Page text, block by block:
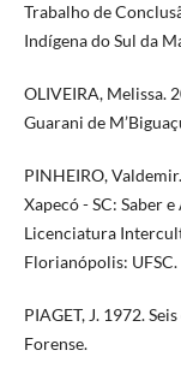
Trabalho de
Indígena do Sul da
OLIVEIRA, Melissa.
Guarani de
PINHEIRO,
Xapecó - SC: Saber
Licenciatura
Florianópolis: UFSC.
PIAGET, J. 1972.
Forense.